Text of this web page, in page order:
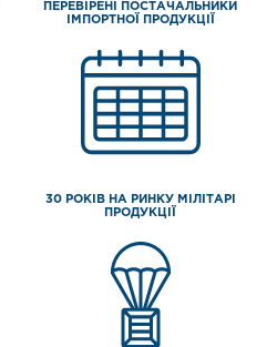
ПЕРЕВІРЕНІ ПОСТАЧАЛЬНИКИ
ІМПОРТНОЇ ПРОДУКЦІЇ
30 РОКІВ НА РИНКУ МІЛІТАРІ
ПРОДУКЦІЇ